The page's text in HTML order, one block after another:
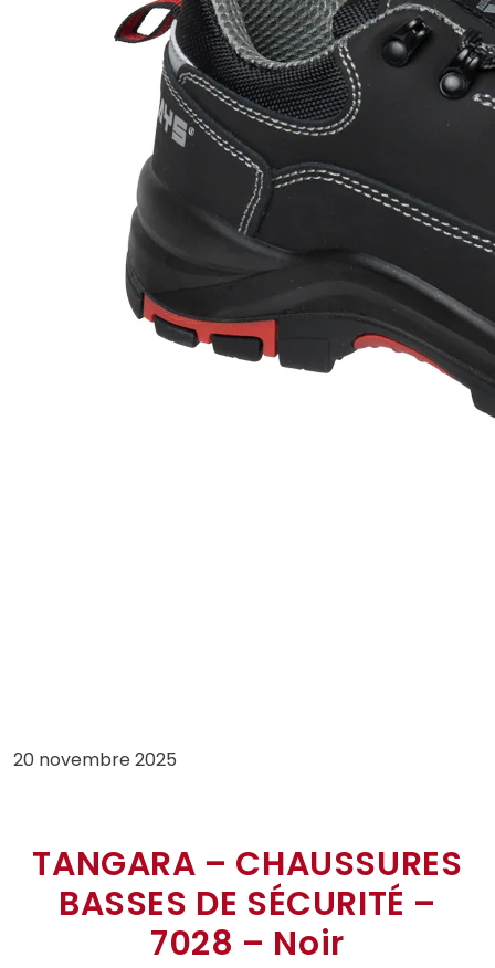
20 novembre 2025
TANGARA – CHAUSSURES
BASSES DE SÉCURITÉ –
7028 – Noir